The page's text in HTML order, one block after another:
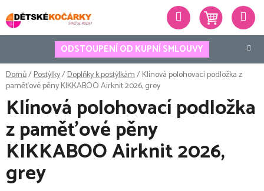
na
obsah
ODSTOUPENÍ OD KUPNÍ SMLOUVY
Hledat
Domů/Postýlky/Doplňky k postýlkám/Klínová polohovací podložka z
paměťové pěny KIKKABOO Airknit 2026, grey
Klínová polohovací podložka
z paměťové pěny
KIKKABOO Airknit 2026,
grey